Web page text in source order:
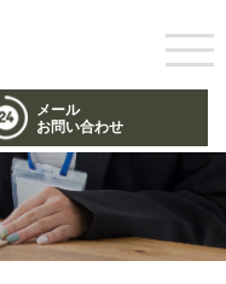
メール
お問い合わせ